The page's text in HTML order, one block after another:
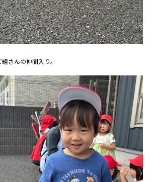
さんの仲間入り。